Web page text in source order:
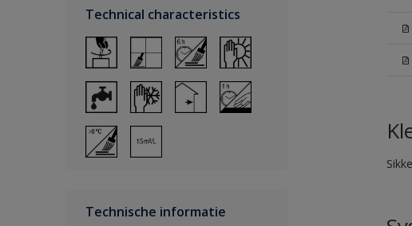
Technical characteristics
Technische informatie